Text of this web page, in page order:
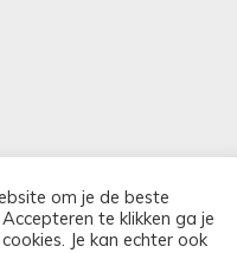
om je de beste
te klikken ga je
Je kan echter ook